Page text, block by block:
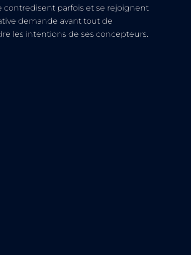
contredisent parfois et se rejoignent
demande avant tout de
les intentions de ses concepteurs.